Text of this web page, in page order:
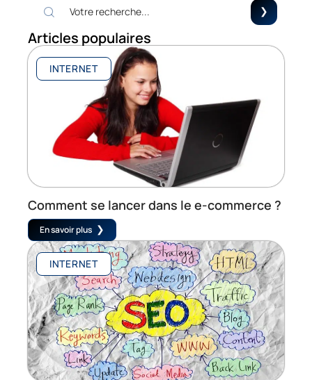
Articles populaires
INTERNET
Comment se lancer dans le e-commerce ?
En savoir plus
INTERNET